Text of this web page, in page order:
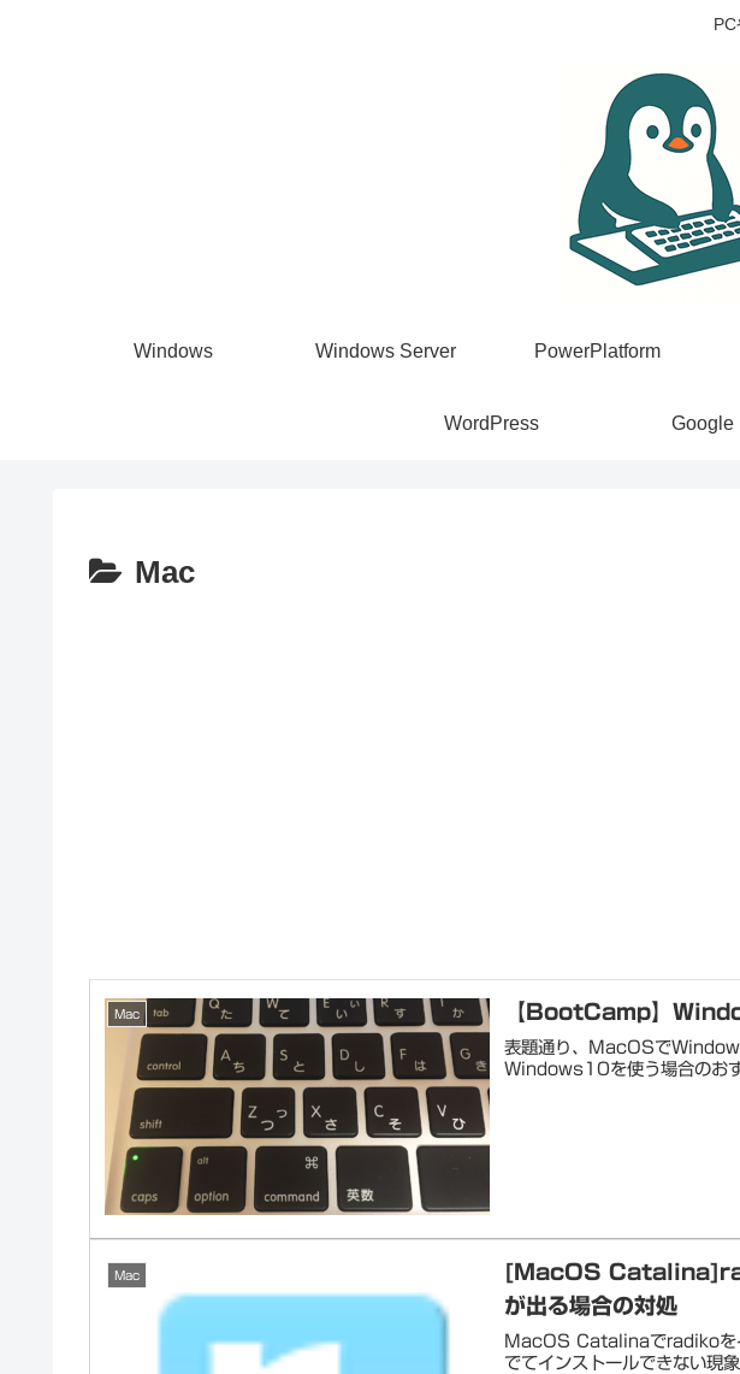
Windows Windows Server PowerPlatform
WordPress Google
Mac
Mac 【BootCamp】
表題通り、MacOSで
Windows10を使う場合のお
Mac
[MacOS
が出る場合の対処
MacOS Catalinaでradikoを
でてインストールできない現